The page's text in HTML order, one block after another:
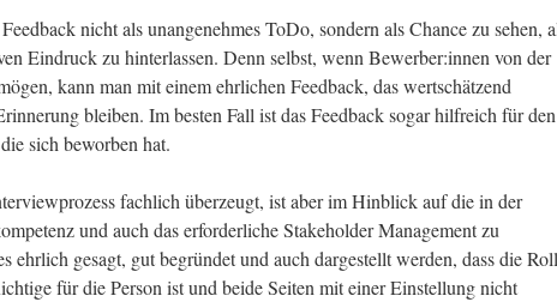
nicht als unangenehmes ToDo, sondern als Chance zu sehen,
Eindruck zu hinterlassen. Denn selbst, wenn Bewerber:innen von der
kann man mit einem ehrlichen Feedback, das wertschätzend
bleiben. Im besten Fall ist das Feedback sogar hilfreich für den
sich beworben hat.
fachlich überzeugt, ist aber im Hinblick auf die in der
und auch das erforderliche Stakeholder Management zu
ehrlich gesagt, gut begründet und auch dargestellt werden, dass die
für die Person ist und beide Seiten mit einer Einstellung nicht